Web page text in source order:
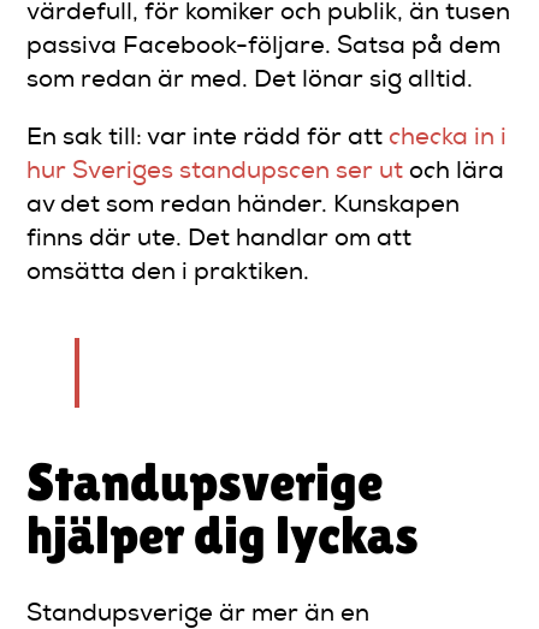
värdefull, för komiker och publik, än tusen
passiva Facebook-följare. Satsa på dem
som redan är med. Det lönar sig alltid.
En sak till: var inte rädd för att checka in i
hur Sveriges standupscen ser ut och lära
av det som redan händer. Kunskapen
finns där ute. Det handlar om att
omsätta den i praktiken.
Standupsverige
hjälper dig lyckas
Standupsverige är mer än en